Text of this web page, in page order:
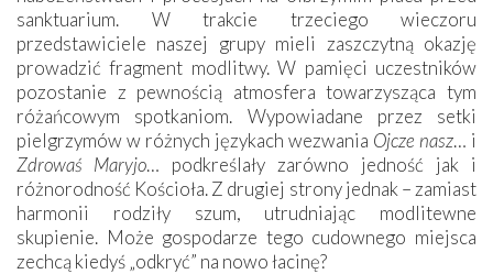
sanktuarium. W trakcie trzeciego wieczoru
przedstawiciele naszej grupy mieli zaszczytną okazję
prowadzić fragment modlitwy. W pamięci uczestników
pozostanie z pewnością atmosfera towarzysząca tym
różańcowym spotkaniom. Wypowiadane przez setki
pielgrzymów w różnych językach wezwania Ojcze nasz… i
Zdrowaś Maryjo… podkreślały zarówno jedność jak i
różnorodność Kościoła. Z drugiej strony jednak – zamiast
harmonii rodziły szum, utrudniając modlitewne
skupienie. Może gospodarze tego cudownego miejsca
zechcą kiedyś „odkryć” na nowo łacinę?